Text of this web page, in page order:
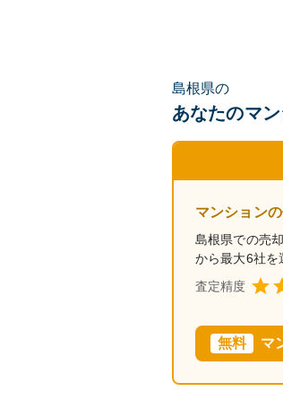
島根県の
あなたのマ
マンション
島根県での売
から最大6社を
査定精度
無料 マ